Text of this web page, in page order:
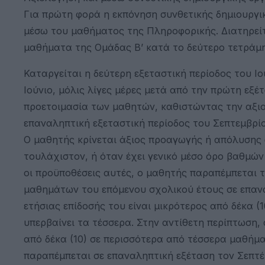
Για πρώτη φορά η εκπόνηση συνθετικής
μέσω του μαθήματος της Πληροφορικής.
μαθήματα της Ομάδας Β’ κατά το δεύτερο
Καταργείται η δεύτερη εξεταστική περίοδος του
Ιούνιο, μόλις λίγες μέρες μετά από την πρώτη
προετοιμασία των μαθητών, καθιστώντας την
επαναληπτική εξεταστική περίοδος του
Ο μαθητής κρίνεται άξιος προαγωγής ή
τουλάχιστον, ή όταν έχει γενικό μέσο όρο
οι προϋποθέσεις αυτές, ο μαθητής
μαθημάτων του επόμενου σχολικού έτους σε
ετήσιας επίδοσής του είναι μικρότερος από
υπερβαίνει τα τέσσερα. Στην αντίθετη
από δέκα (10) σε περισσότερα από τέσσερα
παραπέμπεται σε επαναληπτική εξέταση τον